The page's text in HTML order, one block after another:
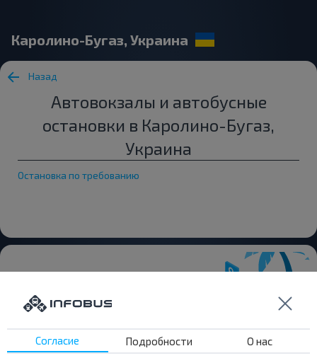
Каролино-Бугаз, Украина
Назад
Автовокзалы и автобусные
остановки в Каролино-Бугаз,
Украина
Остановка по требованию
Хотите
путешествовать
Согласие Подробности О нас